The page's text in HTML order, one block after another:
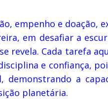
empenho e
em desafiar a
revela. Cada tarefa
e confiança,
demonstrando a
planetária.